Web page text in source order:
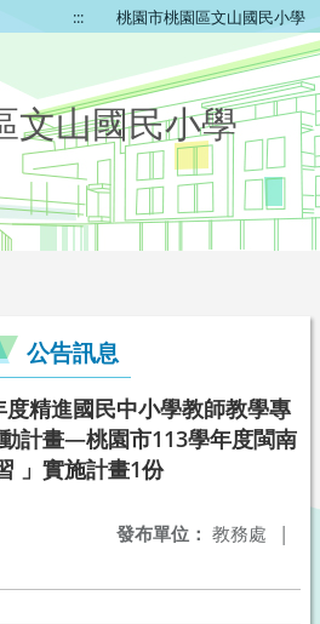
::: 桃園市桃園區文山國民小學
文山國民小學
公告訊息
精進國民中小學教師教學專
計畫—桃園市113學年度閩南
」實施計畫1份
發布單位： 教務處 |